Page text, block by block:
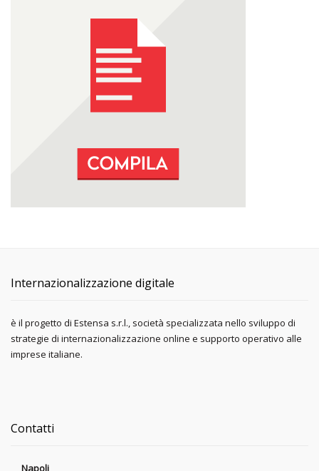
Internazionalizzazione digitale
è il progetto di Estensa s.r.l., società specializzata nello sviluppo di
strategie di internazionalizzazione online e supporto operativo alle
imprese italiane.
Contatti
Napoli